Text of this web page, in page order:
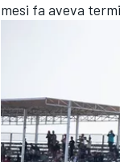
mesi fa aveva